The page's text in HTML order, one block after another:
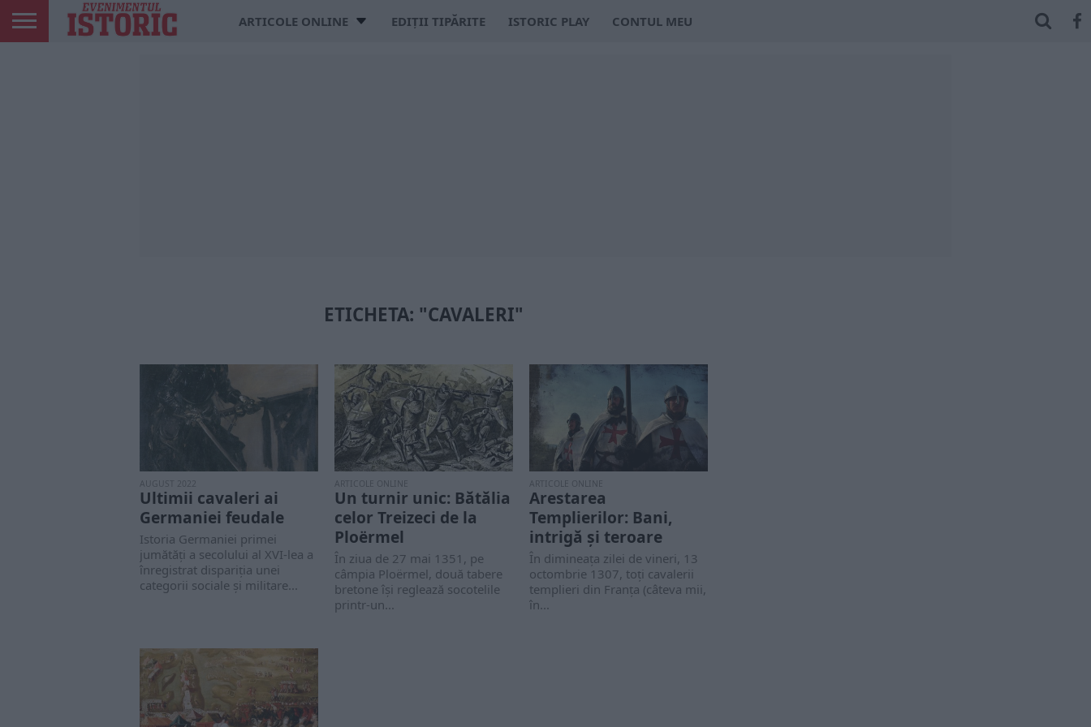
ARTICOLE ONLINE EDIȚII TIPĂRITE ISTORIC PLAY CONTUL MEU
ETICHETA: "CAVALERI"
AUGUST 2022
Ultimii cavaleri ai
Germaniei feudale
Istoria Germaniei primei
jumătăţi a secolului al XVI-lea a
înregistrat dispariţia unei
categorii sociale şi militare...
ARTICOLE ONLINE
Un turnir unic: Bătălia
celor Treizeci de la
Ploërmel
În ziua de 27 mai 1351, pe
câmpia Ploërmel, două tabere
bretone își reglează socotelile
printr-un...
ARTICOLE ONLINE
Arestarea
Templierilor: Bani,
intrigă și teroare
În dimineața zilei de vineri, 13
octombrie 1307, toți cavalerii
templieri din Franța (câteva mii,
în...